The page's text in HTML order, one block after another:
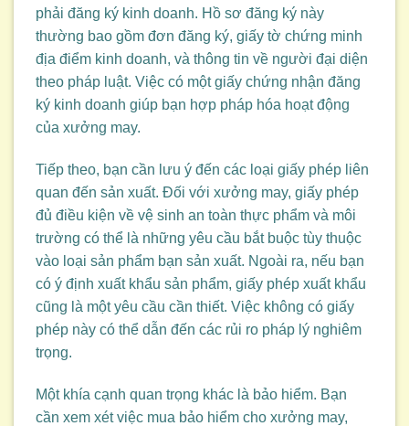
phải đăng ký kinh doanh. Hồ sơ đăng ký này
thường bao gồm đơn đăng ký, giấy tờ chứng minh
địa điểm kinh doanh, và thông tin về người đại diện
theo pháp luật. Việc có một giấy chứng nhận đăng
ký kinh doanh giúp bạn hợp pháp hóa hoạt động
của xưởng may.
Tiếp theo, bạn cần lưu ý đến các loại giấy phép liên
quan đến sản xuất. Đối với xưởng may, giấy phép
đủ điều kiện về vệ sinh an toàn thực phẩm và môi
trường có thể là những yêu cầu bắt buộc tùy thuộc
vào loại sản phẩm bạn sản xuất. Ngoài ra, nếu bạn
có ý định xuất khẩu sản phẩm, giấy phép xuất khẩu
cũng là một yêu cầu cần thiết. Việc không có giấy
phép này có thể dẫn đến các rủi ro pháp lý nghiêm
trọng.
Một khía cạnh quan trọng khác là bảo hiểm. Bạn
cần xem xét việc mua bảo hiểm cho xưởng may,